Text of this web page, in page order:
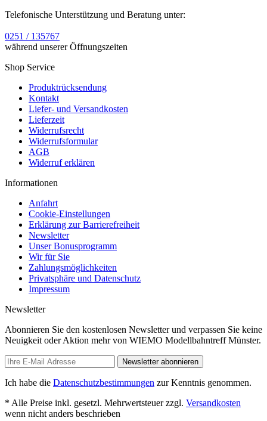
Telefonische Unterstützung und Beratung unter:
0251 / 135767
während unserer Öffnungszeiten
Shop Service
Produktrücksendung
Kontakt
Liefer- und Versandkosten
Lieferzeit
Widerrufsrecht
Widerrufsformular
AGB
Widerruf erklären
Informationen
Anfahrt
Cookie-Einstellungen
Erklärung zur Barrierefreiheit
Newsletter
Unser Bonusprogramm
Wir für Sie
Zahlungsmöglichkeiten
Privatsphäre und Datenschutz
Impressum
Newsletter
Abonnieren Sie den kostenlosen Newsletter und verpassen Sie keine
Neuigkeit oder Aktion mehr von WIEMO Modellbahntreff Münster.
Newsletter abonnieren
Ich habe die Datenschutzbestimmungen zur Kenntnis genommen.
* Alle Preise inkl. gesetzl. Mehrwertsteuer zzgl. Versandkosten
wenn nicht anders beschrieben